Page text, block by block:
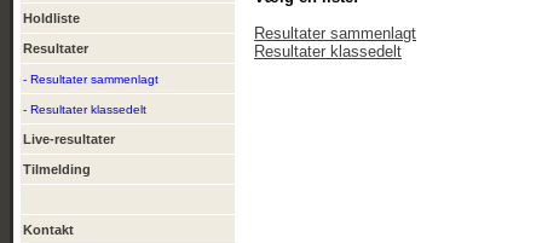
Holdliste
Resultater
- Resultater sammenlagt
- Resultater klassedelt
Live-resultater
Tilmelding
Kontakt
Resultater sammenlagt
Resultater klassedelt